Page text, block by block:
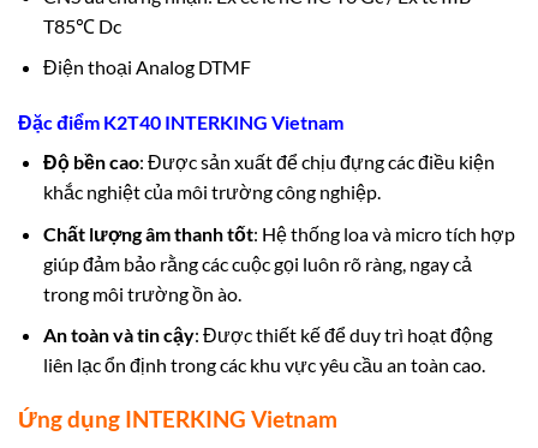
T85℃ Dc
Điện thoại Analog DTMF
Đặc điểm K2T40 INTERKING Vietnam
Độ bền cao: Được sản xuất để chịu đựng các điều kiện
khắc nghiệt của môi trường công nghiệp.
Chất lượng âm thanh tốt: Hệ thống loa và micro tích hợp
giúp đảm bảo rằng các cuộc gọi luôn rõ ràng, ngay cả
trong môi trường ồn ào.
An toàn và tin cậy: Được thiết kế để duy trì hoạt động
liên lạc ổn định trong các khu vực yêu cầu an toàn cao.
Ứng dụng INTERKING Vietnam